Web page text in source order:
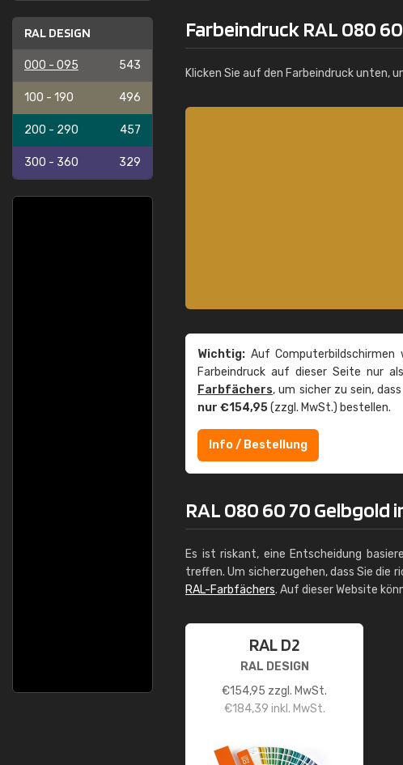
RAL DESIGN
000 - 095 543
100 - 190 496
200 - 290 457
300 - 360 329
Farbeindruck RAL 080
Klicken Sie auf den Farbeindruck unten,
Wichtig: Auf Computerbildschirmen
Farbeindruck auf dieser Seite nur
Farbfächers, um sicher zu sein,
nur €154,95(zzgl. MwSt.) bestellen.
Info / Bestellung
RAL 080 60 70 Gelbgold
Es ist riskant, eine Entscheidung
treffen. Um sicherzugehen, dass Sie die
RAL-Farbfächers. Auf dieser Website
RAL D2
RAL DESIGN
€154,95 zzgl. MwSt.
€184,39 inkl. MwSt.